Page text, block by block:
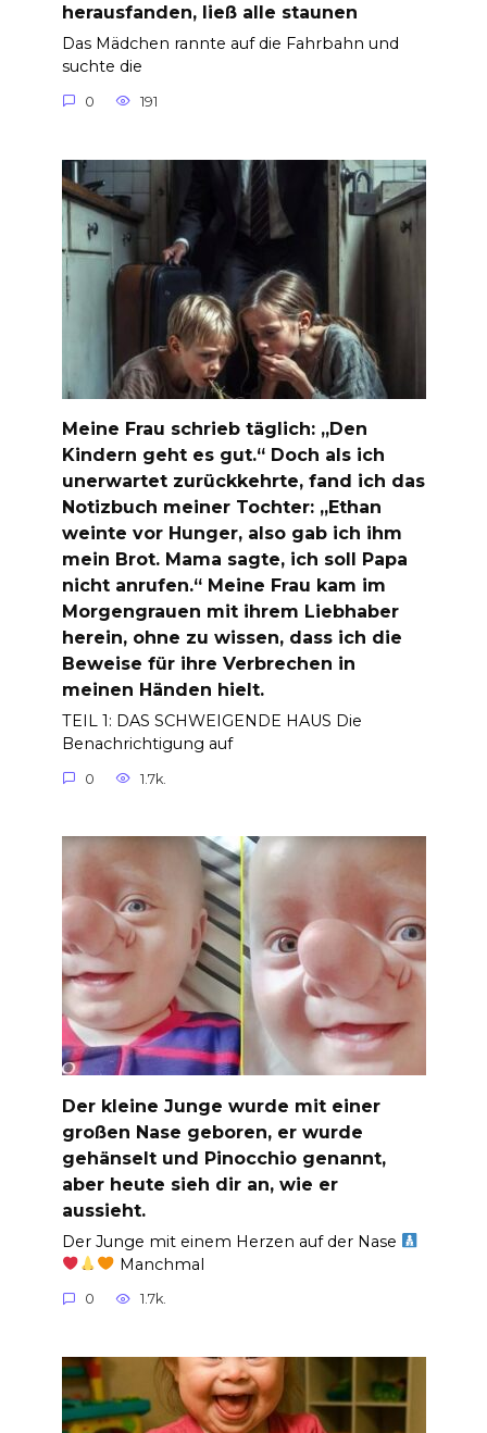
herausfanden, ließ alle staunen
Das Mädchen rannte auf die Fahrbahn und
suchte die
0 191
Meine Frau schrieb täglich: „Den
Kindern geht es gut.“ Doch als ich
unerwartet zurückkehrte, fand ich das
Notizbuch meiner Tochter: „Ethan
weinte vor Hunger, also gab ich ihm
mein Brot. Mama sagte, ich soll Papa
nicht anrufen.“ Meine Frau kam im
Morgengrauen mit ihrem Liebhaber
herein, ohne zu wissen, dass ich die
Beweise für ihre Verbrechen in
meinen Händen hielt.
TEIL 1: DAS SCHWEIGENDE HAUS Die
Benachrichtigung auf
0 1.7k.
Der kleine Junge wurde mit einer
großen Nase geboren, er wurde
gehänselt und Pinocchio genannt,
aber heute sieh dir an, wie er
aussieht.
Der Junge mit einem Herzen auf der Nase
Manchmal
0 1.7k.